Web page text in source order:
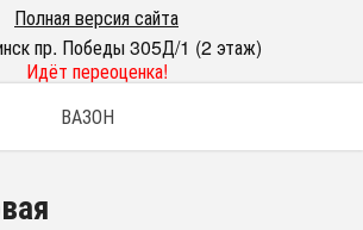
Полная версия сайта
пр. Победы 305Д/1 (2 этаж)
Идёт переоценка!
ВАЗОН